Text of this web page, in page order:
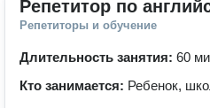
Репетитор по
Репетиторы и обучение
Длительность занятия: 60
Кто занимается: Ребенок,